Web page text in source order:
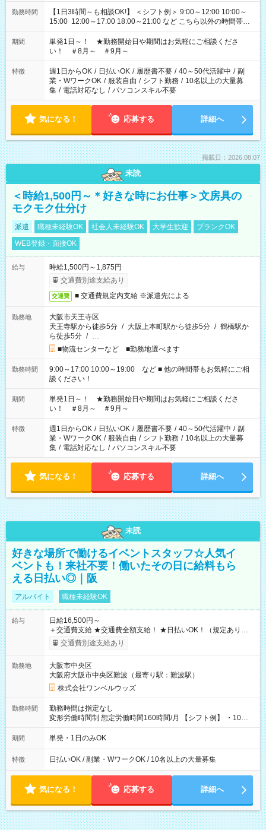
勤務時間
【1日3時間～も相談OK!】 ＜シフト例＞ 9:00～12:00 10:00～
15:00 12:00～17:00 18:00～21:00 など こちら以外の時間帯も
お気軽にご相談ください！
期間
単発1日～！ ★勤務開始日や期間はお気軽にご相談くださ
い！ ＃8月～ ＃9月～
特徴 週1日からOK / 日払いOK / 履歴書不要 / 40～50代活躍中 / 副
業・WワークOK / 服装自由 / シフト勤務 / 10名以上の大量募
集 / 電話対応なし / パソコンスキル不要
気になる！ 応募する 詳細へ
掲載日：2026.08.07
未読
＜時給1,500円～＊好きな時にお仕事＞文房具の
モクモク仕分け
派遣 職種未経験OK 社会人未経験OK 大学生歓迎
ブランクOK
WEB登録・面接OK
給与
時給1,500円～1,875円
交通費別途支給あり
交通費 ■ 交通費規定内支給 ※派遣先による
勤務地
大阪市天王寺区
天王寺駅から徒歩5分 / 大阪上本町駅から徒歩5分 / 鶴橋駅か
ら徒歩5分 / …
■物流センターなど ■勤務地選べます
勤務時間
9:00～17:00 10:00～19:00 など ■ 他の時間帯もお気軽にご相
談ください！
期間
単発1日～！ ★勤務開始日や期間はお気軽にご相談くださ
い！ ＃8月～ ＃9月～
特徴 週1日からOK / 日払いOK / 履歴書不要 / 40～50代活躍中 / 副
業・WワークOK / 服装自由 / シフト勤務 / 10名以上の大量募
集 / 電話対応なし / パソコンスキル不要
気になる！ 応募する 詳細へ
未読
好きな場所で働けるイベントスタッフ☆人気イ
ベントも！来社不要！働いたその日に給料もら
える日払い◎｜阪
アルバイト 職種未経験OK
給与
日給16,500円～
＋交通費支給 ★交通費全額支給！ ★日払いOK！（規定あり） ┗
働いたその日に現金GET♪ お仕事後はコンビニATMから 日払
交通費別途支給あり
勤務地
大阪市中央区
大阪府大阪市中央区難波（最寄り駅：難波駅）
株式会社ワンベルウッズ
勤務時間
勤務時間は指定なし
変形労働時間制 想定労働時間160時間/月 【シフト例】 ・10：
00～20：00
期間 単発・1日のみOK
特徴 日払いOK / 副業・WワークOK / 10名以上の大量募集
気になる！ 応募する 詳細へ